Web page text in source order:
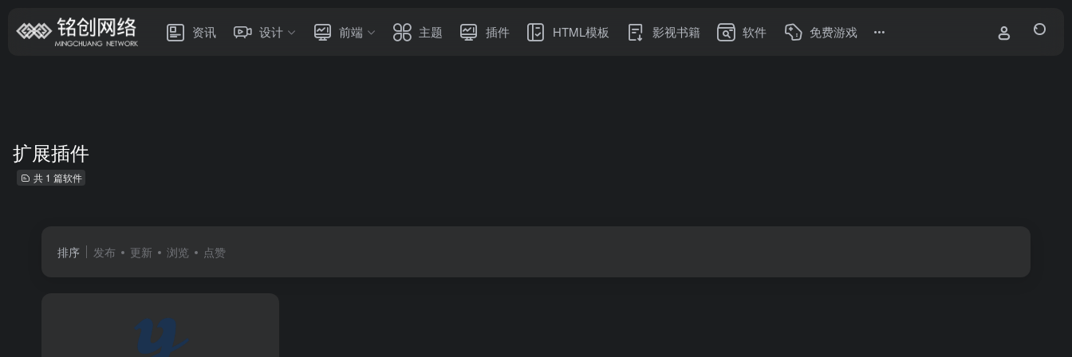
资讯 设计 前端 主题 插件 HTML模板 影视书籍 软件 免费游戏
扩展插件
共 1 篇软件
排序 发布 更新 浏览 点赞